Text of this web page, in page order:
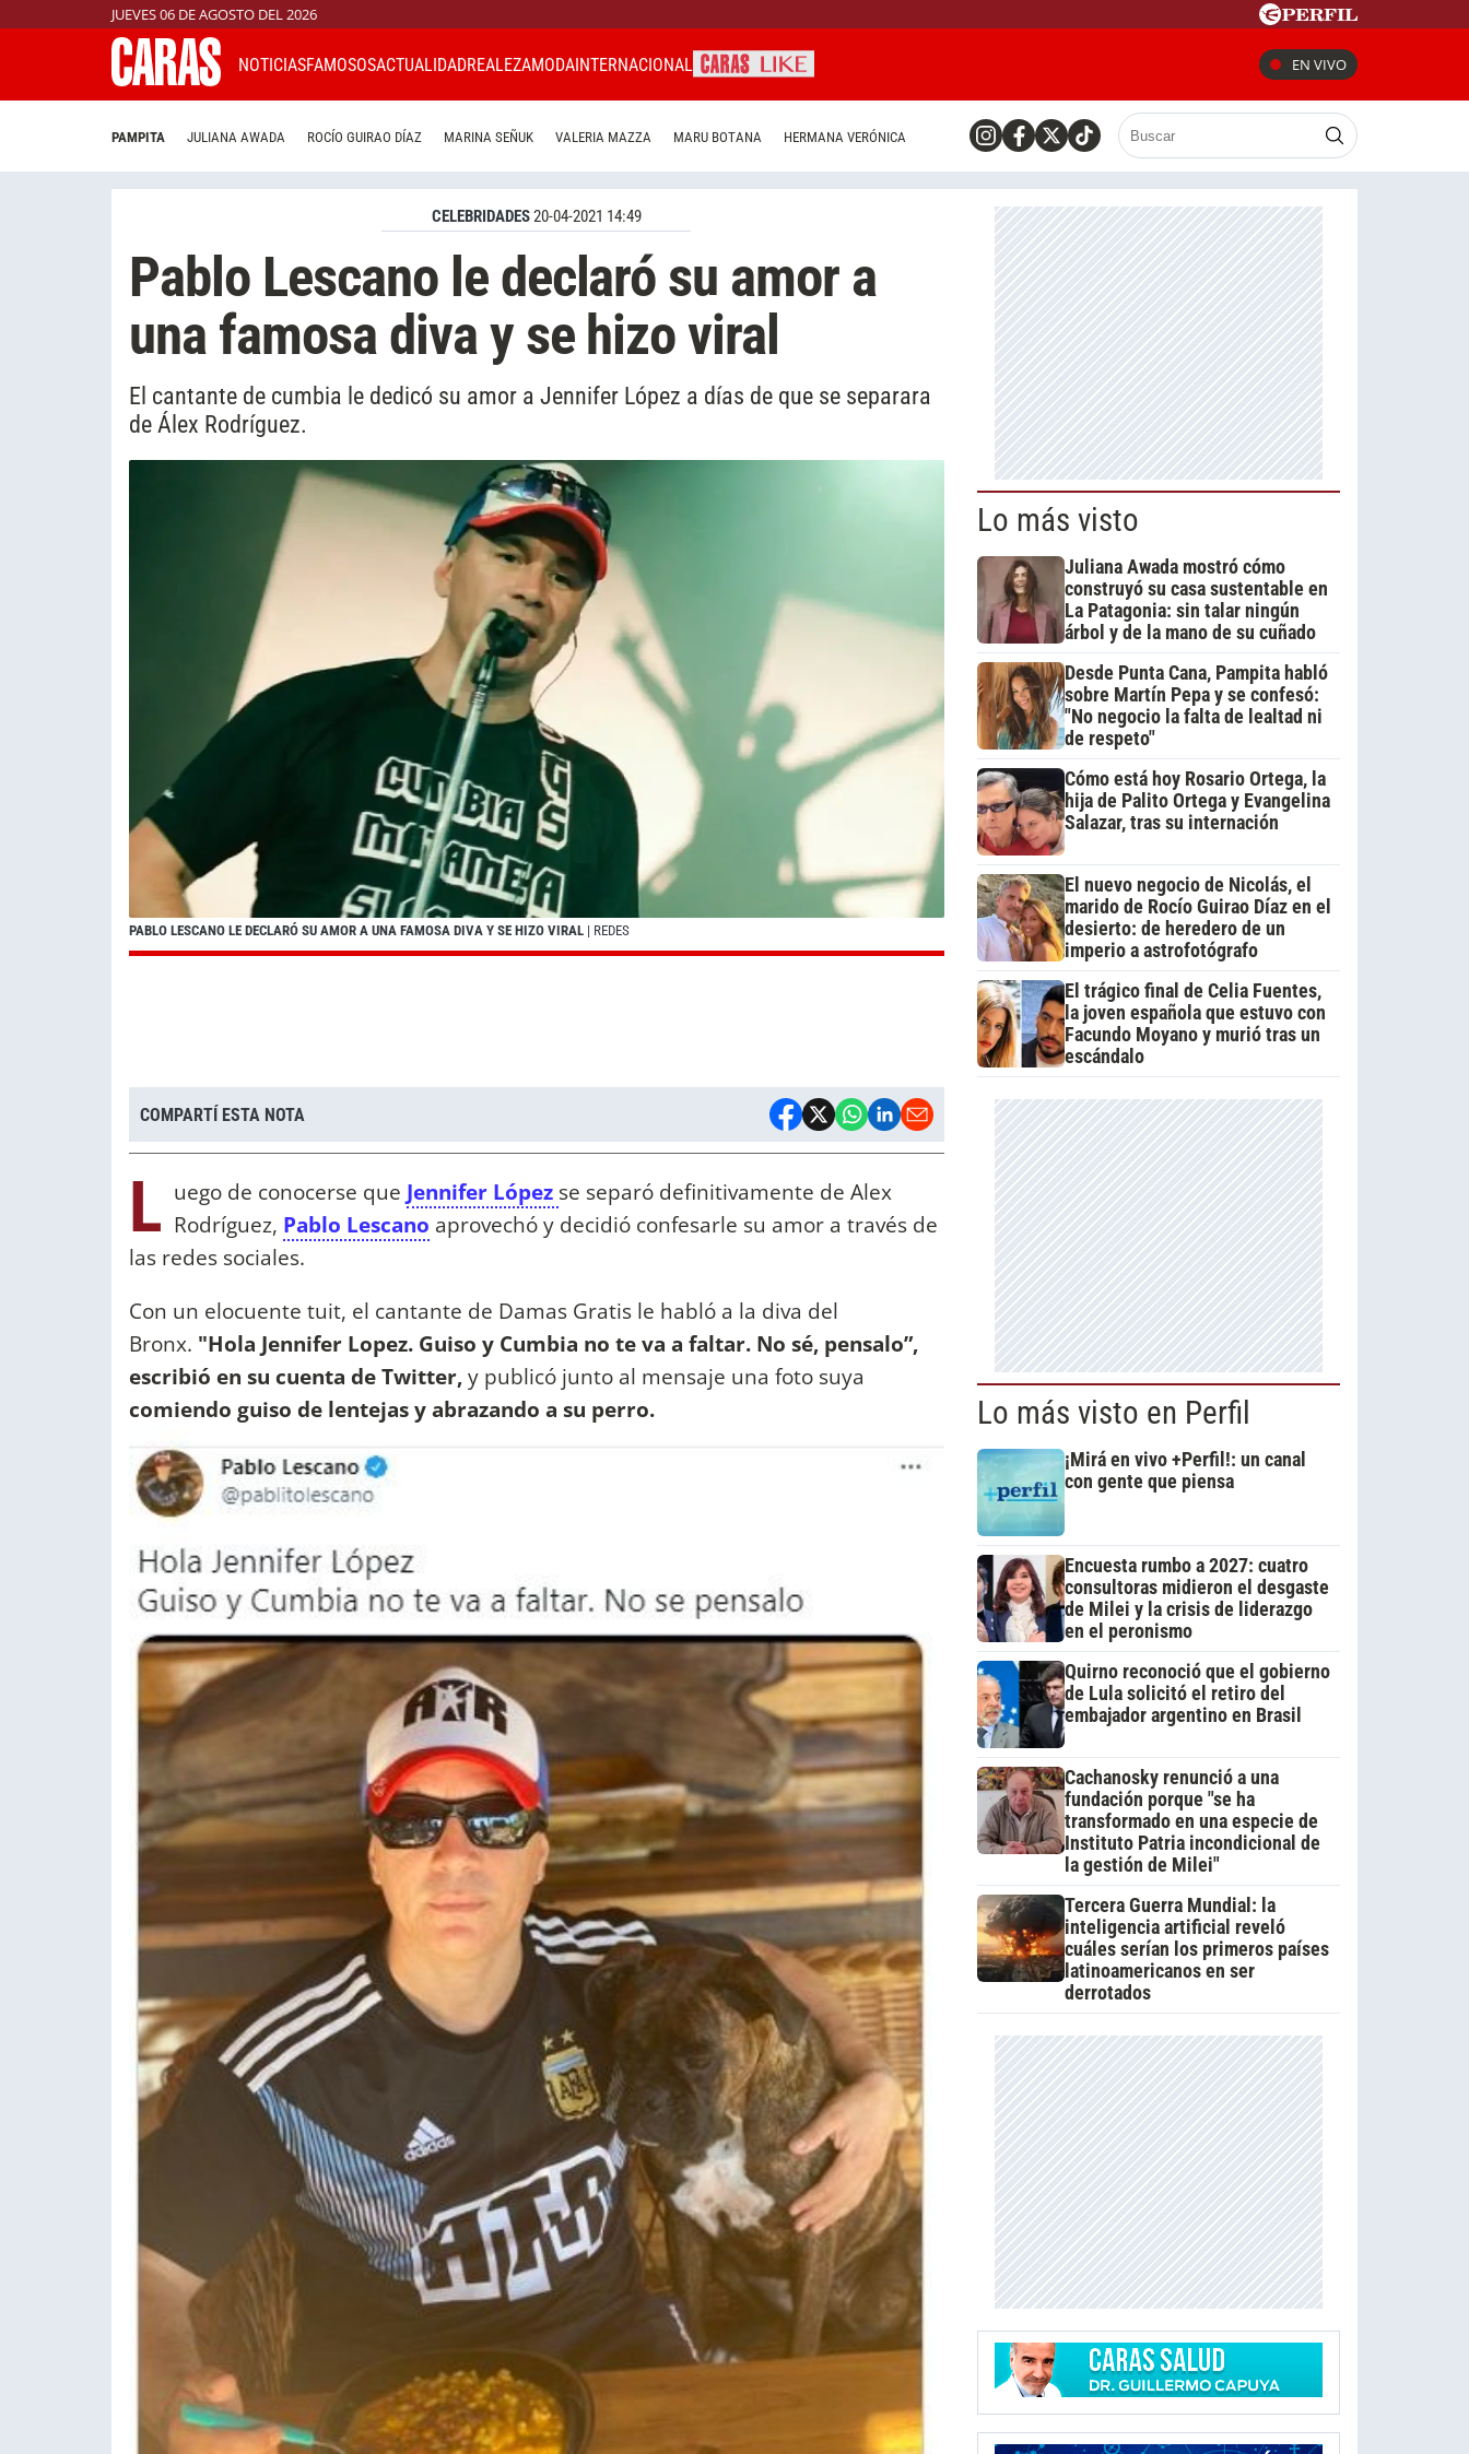
JUEVES 06 DE AGOSTO DEL 2026
NOTICIASFAMOSOSACTUALIDADREALEZAMODAINTERNACIONAL EN VIVO
PAMPITA JULIANA AWADA ROCÍO GUIRAO DÍAZ MARINA SEÑUK VALERIA MAZZA MARU BOTANA HERMANA VERÓNICA
CELEBRIDADES20-04-2021 14:49
Pablo Lescano le declaró su amor a
una famosa diva y se hizo viral
El cantante de cumbia le dedicó su amor a Jennifer López a días de que se separara
de Álex Rodríguez.
PABLO LESCANO LE DECLARÓ SU AMOR A UNA FAMOSA DIVA Y SE HIZO VIRAL | REDES
COMPARTÍ ESTA NOTA
L uego de conocerse que Jennifer López se separó definitivamente de Alex
Rodríguez, Pablo Lescano aprovechó y decidió confesarle su amor a través de
las redes sociales.
Con un elocuente tuit, el cantante de Damas Gratis le habló a la diva del
Bronx. "Hola Jennifer Lopez. Guiso y Cumbia no te va a faltar. No sé, pensalo”,
escribió en su cuenta de Twitter,y publicó junto al mensaje una foto suya
comiendo guiso de lentejas y abrazando a su perro.
Lo más visto
Juliana Awada mostró cómo
construyó su casa sustentable en
La Patagonia: sin talar ningún
árbol y de la mano de su cuñado
Desde Punta Cana, Pampita habló
sobre Martín Pepa y se confesó:
"No negocio la falta de lealtad ni
de respeto"
Cómo está hoy Rosario Ortega, la
hija de Palito Ortega y Evangelina
Salazar, tras su internación
El nuevo negocio de Nicolás, el
marido de Rocío Guirao Díaz en el
desierto: de heredero de un
imperio a astrofotógrafo
El trágico final de Celia Fuentes,
la joven española que estuvo con
Facundo Moyano y murió tras un
escándalo
Lo más visto en Perfil
¡Mirá en vivo +Perfil!: un canal
con gente que piensa
Encuesta rumbo a 2027: cuatro
consultoras midieron el desgaste
de Milei y la crisis de liderazgo
en el peronismo
Quirno reconoció que el gobierno
de Lula solicitó el retiro del
embajador argentino en Brasil
Cachanosky renunció a una
fundación porque "se ha
transformado en una especie de
Instituto Patria incondicional de
la gestión de Milei"
Tercera Guerra Mundial: la
inteligencia artificial reveló
cuáles serían los primeros países
latinoamericanos en ser
derrotados